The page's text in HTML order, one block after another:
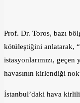
Prof. Dr. Toros, bazı
kötüleştiğini anlatarak,
istasyonlarımızı, geçen
havasının kirlendiği
İstanbul’daki hava